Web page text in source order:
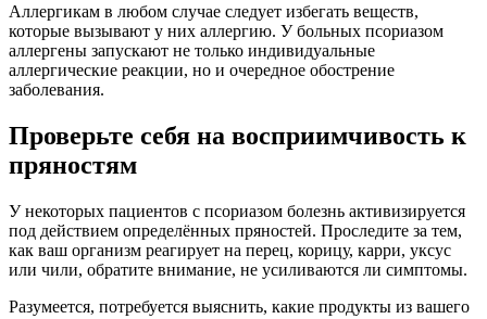
Аллергикам в любом случае следует избегать веществ,
которые вызывают у них аллергию. У больных псориазом
аллергены запускают не только индивидуальные
аллергические реакции, но и очередное обострение
заболевания.
Проверьте себя на восприимчивость к
пряностям
У некоторых пациентов с псориазом болезнь активизируется
под действием определённых пряностей. Проследите за тем,
как ваш организм реагирует на перец, корицу, карри, уксус
или чили, обратите внимание, не усиливаются ли симптомы.
Разумеется, потребуется выяснить, какие продукты из вашего